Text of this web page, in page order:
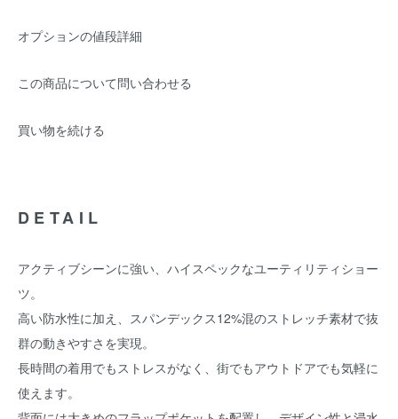
オプションの値段詳細
この商品について問い合わせる
買い物を続ける
DETAIL
アクティブシーンに強い、ハイスペックなユーティリティショー
ツ。
高い防水性に加え、スパンデックス12%混のストレッチ素材で抜
群の動きやすさを実現。
長時間の着用でもストレスがなく、街でもアウトドアでも気軽に
使えます。